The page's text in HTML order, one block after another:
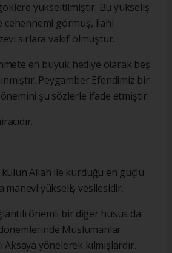
yükseltilmiştir. Bu yükseliş
cehennemi görmüş, ilahi
sırlara vakıf olmuştur.
en büyük hediye olarak beş
Peygamber Efendimiz bir
şu sözlerle ifade etmiştir:
Allah ile kurduğu en güçlü
manevi yükseliş vesilesidir.
önemli bir diğer husus da
Müslümanlar
Aksaya yönelerek kılmışlardır.